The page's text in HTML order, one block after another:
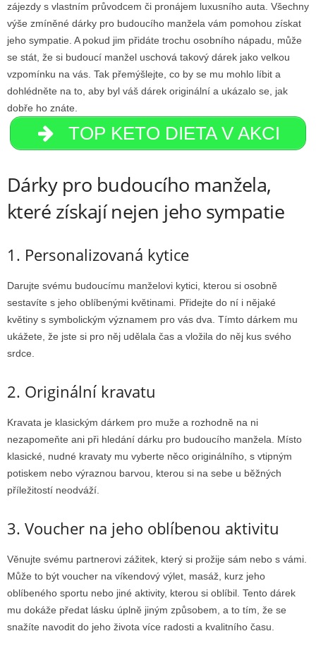
zájezdy s vlastním průvodcem či pronájem luxusního auta. Všechny
výše zmíněné dárky pro budoucího manžela vám pomohou získat
jeho sympatie. A pokud jim přidáte trochu osobního nápadu, může
se stát, že si budoucí manžel uschová takový dárek jako velkou
vzpomínku na vás. Tak přemýšlejte, co by se mu mohlo líbit a
dohlédněte na to, aby byl váš dárek originální a ukázalo se, jak
dobře ho znáte.
TOP KETO DIETA V AKCI
Dárky pro budoucího manžela,
které získají nejen jeho sympatie
1. Personalizovaná kytice
Darujte svému budoucímu manželovi kytici, kterou si osobně
sestavíte s jeho oblíbenými květinami. Přidejte do ní i nějaké
květiny s symbolickým významem pro vás dva. Tímto dárkem mu
ukážete, že jste si pro něj udělala čas a vložila do něj kus svého
srdce.
2. Originální kravatu
Kravata je klasickým dárkem pro muže a rozhodně na ni
nezapomeňte ani při hledání dárku pro budoucího manžela. Místo
klasické, nudné kravaty mu vyberte něco originálního, s vtipným
potiskem nebo výraznou barvou, kterou si na sebe u běžných
příležitostí neodváží.
3. Voucher na jeho oblíbenou aktivitu
Věnujte svému partnerovi zážitek, který si prožije sám nebo s vámi.
Může to být voucher na víkendový výlet, masáž, kurz jeho
oblíbeného sportu nebo jiné aktivity, kterou si oblíbil. Tento dárek
mu dokáže předat lásku úplně jiným způsobem, a to tím, že se
snažíte navodit do jeho života více radosti a kvalitního času.